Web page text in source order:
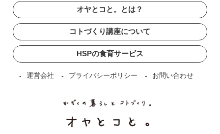
オヤとコと。とは？
コトづくり講座について
HSPの食育サービス
運営会社 プライバシーポリシー お問い合わせ